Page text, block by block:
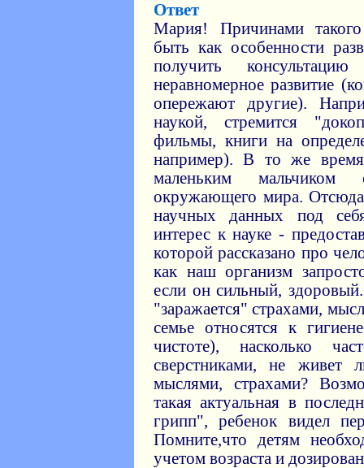
Ответ
Мария! Причинами
быть как особенности
получить
неравномерное развитие
опережают другие).
наукой, стремится
фильмы, книги на
например). В то же время
маленьким мальчиком
окружающего мира.
научных данных под
интерес к науке -
которой рассказано про
как наш организм
если он сильный,
"заражается" страхами,
семье относятся к
чистоте), насколько
сверстниками, не живет
мыслями, страхами?
такая актуальная в
грипп", ребенок видел
Помните,что детям
учетом возраста и